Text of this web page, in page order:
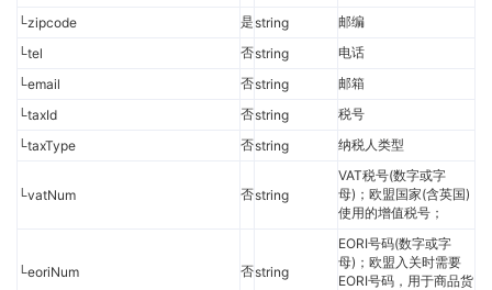
└zipcode
是string
邮编
└tel
否string
电话
└email
否string
邮箱
└taxId
否string
税号
└taxType
否string 纳税人类型
└vatNum 否string
VAT税号(数字或字
母)；欧盟国家(含英国)
使用的增值税号；
└eoriNum 否string
EORI号码(数字或字
母)；欧盟入关时需要
EORI号码，用于商品货